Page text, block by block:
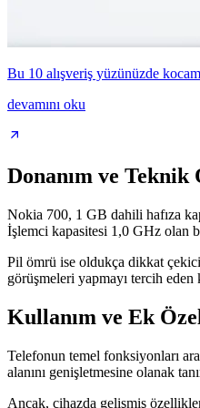
Bu 10 alışveriş yüzünüzde
devamını oku
Donanım ve
Nokia 700, 1 GB dahili hafıza
İşlemci kapasitesi 1,0 GHz olan
Pil ömrü ise oldukça dikkat
görüşmeleri yapmayı tercih
Kullanım ve Ek
Telefonun temel fonksiyonları
alanını genişletmesine olanak
Ancak, cihazda gelişmiş